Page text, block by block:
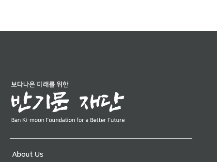
About Us